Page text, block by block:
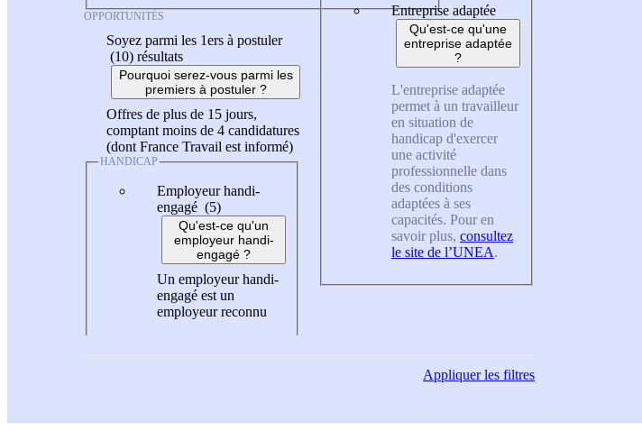
OPPORTUNITÉS
Soyez parmi les 1ers à postuler
(10) résultats
Pourquoi serez-vous parmi les
premiers à postuler ?
Offres de plus de 15 jours,
comptant moins de 4 candidatures
(dont France Travail est informé)
HANDICAP
Employeur handi-
engagé (5)
Qu'est-ce qu'un
employeur handi-
engagé ?
Un employeur handi-
engagé est un
employeur reconnu
Entreprise adaptée
Qu'est-ce qu'une
entreprise adaptée
?
L'entreprise adaptée
permet à un travailleur
en situation de
handicap d'exercer
une activité
professionnelle dans
des conditions
adaptées à ses
capacités. Pour en
savoir plus, consultez
le site de l’UNEA.
Appliquerles filtres